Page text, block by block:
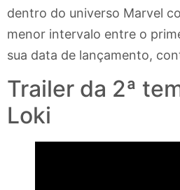
dentro do universo Marvel
menor intervalo entre o
sua data de lançamento,
Trailer da 2ª
Loki